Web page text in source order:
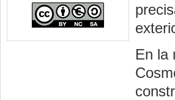
En la